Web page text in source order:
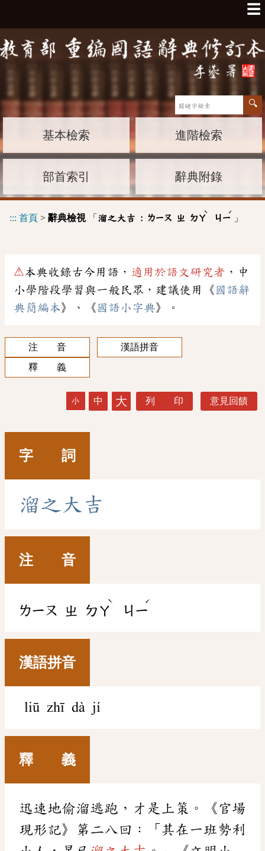
☰
基本檢索 進階檢索
部首索引 辭典附錄
::: 首頁 > 辭典檢視「 溜之大吉 : ㄌㄧㄡ ㄓ ㄉㄚ
ˋ
ㄐㄧ
ˊ
」
⚠本典收錄古今用語， 適用於語文研究者 ，中
小學階段學習與一般民眾，建議使用《 國語辭
典簡編本》、《 國語小字典》。
注 音
漢語拼音
釋 義
小 中 大 列 印 意見回饋
字 詞
溜之 大 吉
注 音
ㄌㄧㄡ ㄓ ㄉㄚ
ˋ
ㄐㄧ
ˊ
漢語拼音
liū zhī dà jí
釋 義
迅速地偷溜逃跑，才是上策。《官場
現形記》第二八回：「其在一班勢利